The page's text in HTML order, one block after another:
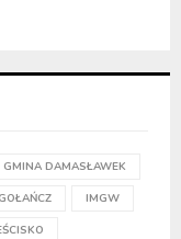
GMINA DAMASŁAWEK
GOŁAŃCZ IMGW